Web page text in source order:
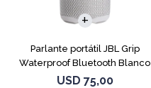
Parlante portátil JBL Grip
Waterproof Bluetooth Blanco
USD 75,00